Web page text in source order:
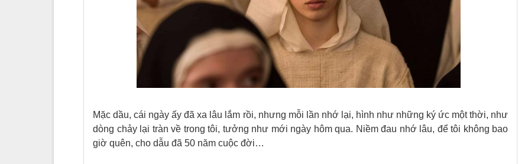
Mặc dầu, cái ngày ấy đã xa lâu lắm rồi, nhưng mỗi lần nhớ lại, hình như những ký ức một thời, như
dòng chảy lại tràn về trong tôi, tưởng như mới ngày hôm qua. Niềm đau nhớ lâu, để tôi không bao
giờ quên, cho dẫu đã 50 năm cuộc đời…